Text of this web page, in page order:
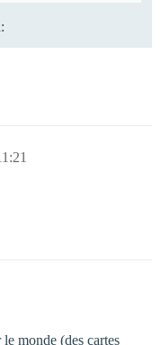
monde (des cartes